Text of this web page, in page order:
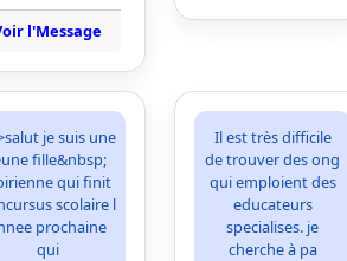
l'Message
je suis une
fille&nbsp;
qui finit
scolaire l
prochaine
qui
Il est très difficile
de trouver des ong
qui emploient des
educateurs
specialises. je
cherche à pa